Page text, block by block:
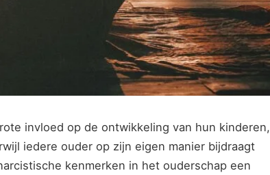
invloed op de ontwikkeling van hun kinderen,
iedere ouder op zijn eigen manier bijdraagt
kenmerken in het ouderschap een